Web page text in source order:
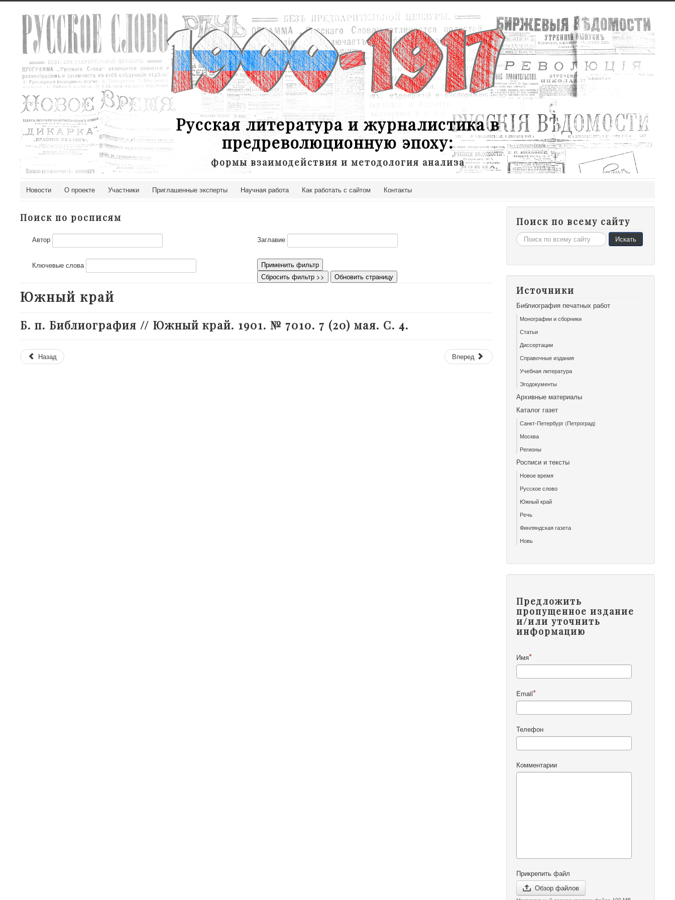
Русская литература и журналистика в
предреволюционную эпоху:
формы взаимодействия и методология анализа
Новости О проекте Участники Приглашенные эксперты Научная работа Как работать с сайтом Контакты
Поиск по росписям
Автор Заглавие
Ключевые слова
Применить фильтр
Сбросить фильтр >>
Обновить страницу
Южный край
Б. п. Библиография // Южный край. 1901. № 7010. 7 (20) мая. С. 4.
Назад Вперед
Поиск по всему сайту
Искать... Искать
Источники
Библиография печатных работ
Монографии и сборники
Статьи
Диссертации
Справочные издания
Учебная литература
Эгодокументы
Архивные материалы
Каталог газет
Санкт-Петербург (Петроград)
Москва
Регионы
Росписи и тексты
Новое время
Русское слово
Южный край
Речь
Финляндская газета
Новь
Предложить
пропущенное издание
и/или уточнить
информацию
Имя
Email
Телефон
Комментарии
Прикрепить файл
Обзор файлов